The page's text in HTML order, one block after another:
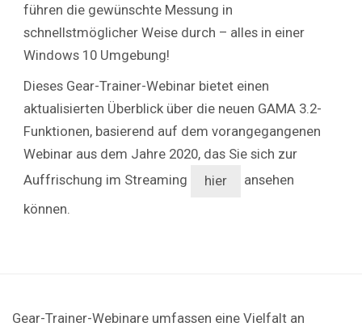
führen die gewünschte Messung in
schnellstmöglicher Weise durch – alles in einer
Windows 10 Umgebung!
Dieses Gear-Trainer-Webinar bietet einen
aktualisierten Überblick über die neuen GAMA 3.2-
Funktionen, basierend auf dem vorangegangenen
Webinar aus dem Jahre 2020, das Sie sich zur
Auffrischung im Streaming
hier
ansehen
können.
Gear-Trainer-Webinare umfassen eine Vielfalt an